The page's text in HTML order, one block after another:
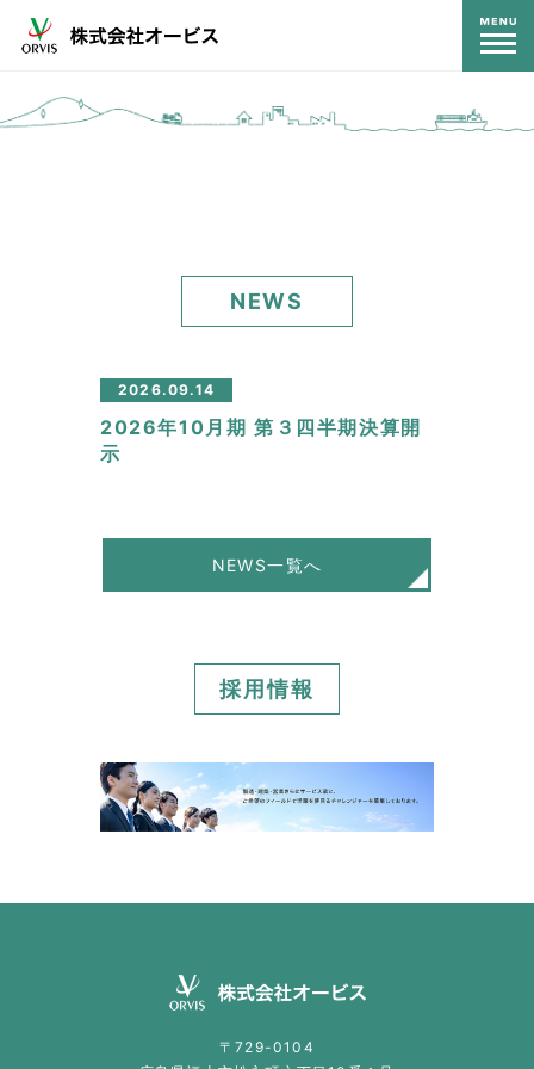
NEWS
2026.09.14
2026年10月期 第３四半期決算開
示
NEWS一覧へ
採用情報
〒729-0104